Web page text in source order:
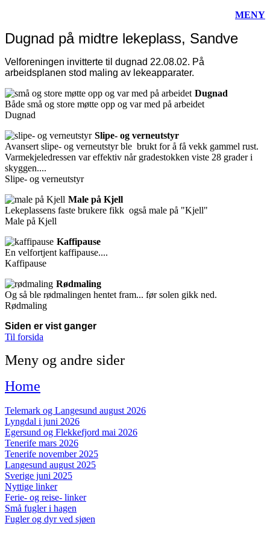
MENY
Dugnad på midtre lekeplass, Sandve
Velforeningen invitterte til dugnad 22.08.02. På
arbeidsplanen stod maling av lekeapparater.
Dugnad
Både små og store møtte opp og var med på arbeidet
Dugnad
Slipe- og verneutstyr
Avansert slipe- og verneutstyr ble brukt for å få vekk gammel rust.
Varmekjeledressen var effektiv når gradestokken viste 28 grader i
skyggen....
Slipe- og verneutstyr
Male på Kjell
Lekeplassens faste brukere fikk også male på "Kjell"
Male på Kjell
Kaffipause
En velfortjent kaffipause....
Kaffipause
Rødmaling
Og så ble rødmalingen hentet fram... før solen gikk ned.
Rødmaling
Siden er vist ganger
Til forsida
Meny og andre sider
Home
Telemark og Langesund august 2026
Lyngdal i juni 2026
Egersund og Flekkefjord mai 2026
Tenerife mars 2026
Tenerife november 2025
Langesund august 2025
Sverige juni 2025
Nyttige linker
Ferie- og reise- linker
Små fugler i hagen
Fugler og dyr ved sjøen